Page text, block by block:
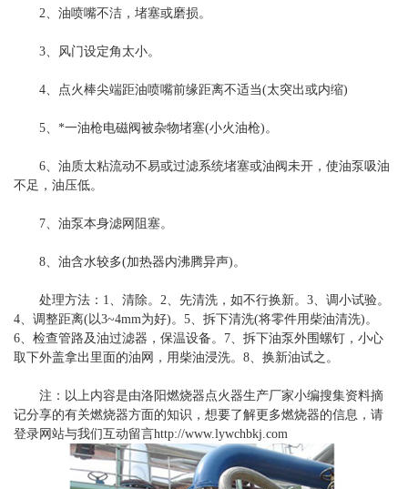
2、油喷嘴不洁，堵塞或磨损。
3、风门设定角太小。
4、点火棒尖端距油喷嘴前缘距离不适当(太突出或内缩)
5、*一油枪电磁阀被杂物堵塞(小火油枪)。
6、油质太粘流动不易或过滤系统堵塞或油阀未开，使油泵吸油
不足，油压低。
7、油泵本身滤网阻塞。
8、油含水较多(加热器内沸腾异声)。
处理方法：1、清除。2、先清洗，如不行换新。3、调小试验。
4、调整距离(以3~4mm为好)。5、拆下清洗(将零件用柴油清洗)。
6、检查管路及油过滤器，保温设备。7、拆下油泵外围螺钉，小心
取下外盖拿出里面的油网，用柴油浸洗。8、换新油试之。
注：以上内容是由洛阳燃烧器点火器生产厂家小编搜集资料摘
记分享的有关燃烧器方面的知识，想要了解更多燃烧器的信息，请
登录网站与我们互动留言http://www.lywchbkj.com